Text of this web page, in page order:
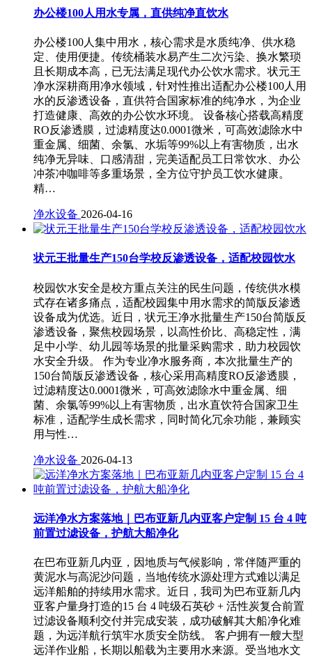
办公楼100人用水专属，直供纯净直饮水
办公楼100人集中用水，核心需求是水质纯净、供水稳
定、使用便捷。传统桶装水易产生二次污染、换水繁琐
且长期成本高，已无法满足现代办公饮水需求。状元王
净水深耕商用净水领域，针对性推出适配办公楼100人用
水的反渗透设备，直供符合国家标准的纯净水，为企业
打造健康、高效的办公饮水环境。 设备核心搭载高精度
RO反渗透膜，过滤精度达0.0001微米，可高效滤除水中
重金属、细菌、余氯、水垢等99%以上有害物质，出水
纯净无异味、口感清甜，完美适配员工日常饮水、办公
冲茶冲咖啡等多重场景，全方位守护员工饮水健康。
精…
净水设备 2026-04-16
状元王批量生产150台学校反渗透设备，适配校园饮水
校园饮水安全是校方重点关注的民生问题，传统供水模
式存在诸多痛点，适配校园集中用水需求的简版反渗透
设备成为优选。近日，状元王净水批量生产150台简版反
渗透设备，聚焦校园场景，以高性价比、高稳定性，满
足中小学、幼儿园等场景的批量采购需求，助力校园饮
水安全升级。 作为专业净水服务商，本次批量生产的
150台简版反渗透设备，核心采用高精度RO反渗透膜，
过滤精度达0.0001微米，可高效滤除水中重金属、细
菌、余氯等99%以上有害物质，出水直饮符合国家卫生
标准，适配学生成长需求，同时简化冗余功能，兼顾实
用与性…
净水设备 2026-04-13
远洋净水方案落地｜巴布亚新几内亚客户定制 15 台 4 吨
前置过滤设备，护航大船净化
在巴布亚新几内亚，因地质与气候影响，常伴随严重的
黄泥水与高泥沙问题，当地传统水源处理方式难以满足
远洋船舶的持续用水需求。近日，我司为巴布亚新几内
亚客户量身打造的15 台 4 吨级石英砂 + 活性炭复合前置
过滤设备顺利交付并完成安装，成功破解其大船净化难
题，为远洋航行筑牢水质安全防线。 客户拥有一艘大型
远洋作业船，长期以船载为主要用水来源。受当地水文